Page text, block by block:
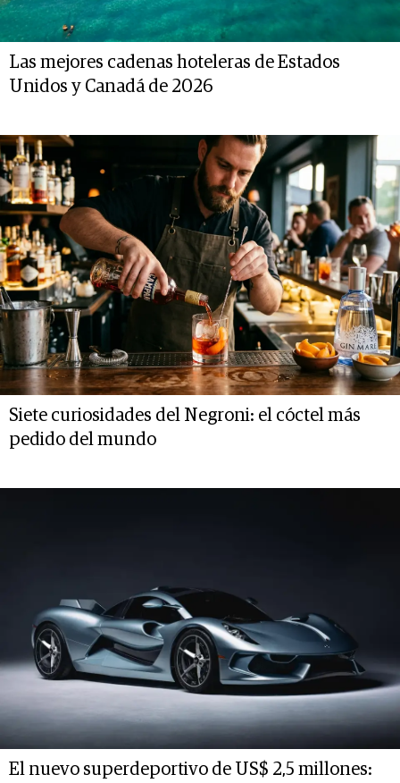
Las mejores cadenas hoteleras de Estados
Unidos y Canadá de 2026
Siete curiosidades del Negroni: el cóctel más
pedido del mundo
El nuevo superdeportivo de US$ 2,5 millones: